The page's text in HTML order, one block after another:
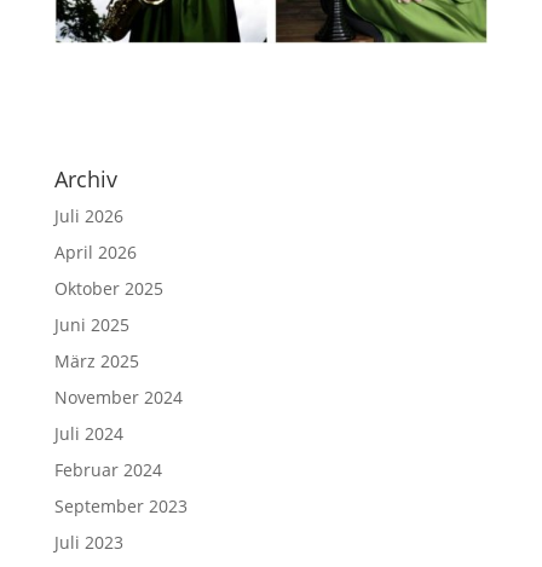
Archiv
Juli 2026
April 2026
Oktober 2025
Juni 2025
März 2025
November 2024
Juli 2024
Februar 2024
September 2023
Juli 2023